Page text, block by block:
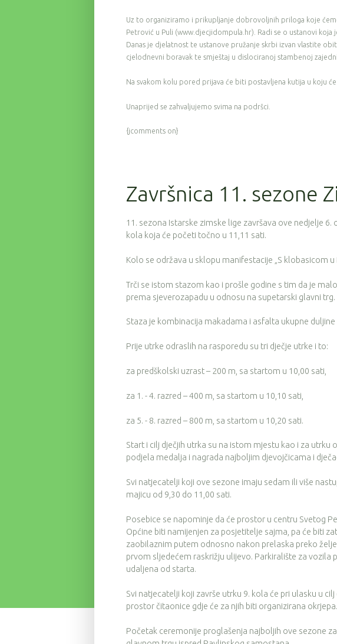
Uz to organiziramo i prikupljanje dobrovoljnih priloga koje
Petrović u Puli (www.djecjidompula.hr). Radi se o ustanovi
Danas je djelatnost te ustanove pružanje skrbi izvan vlastite
cjelodnevni boravak te smještaj u dislociranoj stambenoj
Na svakom kolu pored prijava će biti postavljena kutija u koju
Unaprijed se zahvaljujemo svima na podršci.
{jcomments on}
Završnica 11. sezone
11. sezona Istarske zimske lige završava ove nedjelje
kola koja će početi točno u 11,11 sati.
Kolo se održava u sklopu manifestacije „S klobasicom u
Trči se istom stazom kao i prošle godine s tim da je
prema sjeverozapadu u odnosu na supetarski glavni trg.
Staza je kombinacija makadama i asfalta ukupne
Prije utrke odraslih na rasporedu su tri dječje utrke i to:
za predškolski uzrast – 200 m, sa startom u 10,00 sati,
za 1. - 4. razred – 400 m, sa startom u 10,10 sati,
za 5. - 8. razred – 800 m, sa startom u 10,20 sati.
Start i cilj dječjih utrka su na istom mjestu kao i za utrku
podjela medalja i nagrada najboljim djevojčicama i
Svi natjecatelji koji ove sezone imaju sedam ili više
majicu od 9,30 do 11,00 sati.
Posebice se napominje da će prostor u centru Svetog
Općine biti namijenjen za posjetitelje sajma, pa će biti
zaobilaznim putem odnosno nakon prelaska preko
prvom sljedećem raskrižju ulijevo. Parkiralište za
udaljena od starta.
Svi natjecatelji koji završe utrku 9. kola će pri ulasku u
prostor čitaonice gdje će za njih biti organizirana okrjepa.
Početak ceremonije proglašenja najboljih ove sezone